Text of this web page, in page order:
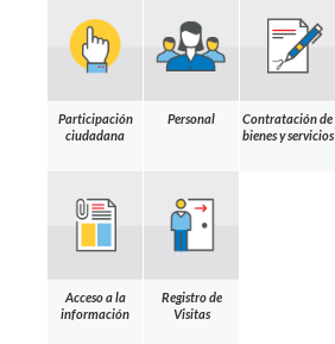
Participación
ciudadana
Personal
Contratación de
bienes y servicios
Acceso a la
información
Registro de
Visitas